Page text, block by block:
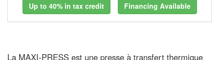
Up to 40% in tax credit Financing Available
La MAXI-PRESS est une presse à transfert thermique